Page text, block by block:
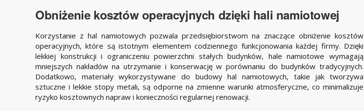
Obniżenie kosztów operacyjnych dzięki hali namiotowej
Korzystanie z hal namiotowych pozwala przedsiębiorstwom na znaczące obniżenie kosztów
operacyjnych, które są istotnym elementem codziennego funkcjonowania każdej firmy. Dzięki
lekkiej konstrukcji i ograniczeniu powierzchni stałych budynków, hale namiotowe wymagają
mniejszych nakładów na utrzymanie i konserwację w porównaniu do budynków tradycyjnych.
Dodatkowo, materiały wykorzystywane do budowy hal namiotowych, takie jak tworzywa
sztuczne i lekkie stopy metali, są odporne na zmienne warunki atmosferyczne, co minimalizuje
ryzyko kosztownych napraw i konieczności regularnej renowacji.